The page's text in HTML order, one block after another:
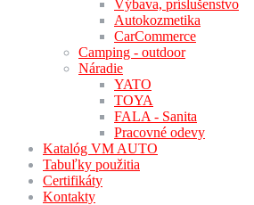
Výbava, príslušenstvo
Autokozmetika
CarCommerce
Camping - outdoor
Náradie
YATO
TOYA
FALA - Sanita
Pracovné odevy
Katalóg VM AUTO
Tabuľky použitia
Certifikáty
Kontakty